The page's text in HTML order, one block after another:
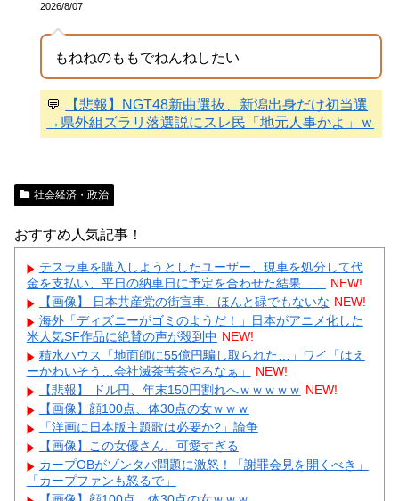
2026/8/07
もねねのももでねんねしたい
💬
【悲報】NGT48新曲選抜、新潟出身だけ初当選
→県外組ズラリ落選説にスレ民「地元人事かよ」ｗ
社会経済・政治
おすすめ人気記事！
テスラ車を購入しようとしたユーザー、現車を処分して代
金を支払い、平日の納車日に予定を合わせた結果…… NEW!
【画像】 日本共産党の街宣車、ほんと碌でもないな NEW!
海外「ディズニーがゴミのようだ！」日本がアニメ化した
米人気SF作品に絶賛の声が殺到中 NEW!
積水ハウス「地面師に55億円騙し取られた…」ワイ「はえ
ーかわいそう…会社滅茶苦茶やろなぁ」
NEW!
【悲報】 ドル円、年末150円割れへｗｗｗｗｗ NEW!
【画像】顔100点、体30点の女ｗｗｗ
「洋画に日本版主題歌は必要か?」論争
【画像】この女優さん、可愛すぎる
カープOBがゾンタバ問題に激怒！「謝罪会見を開くべき」
「カープファンも怒るで」